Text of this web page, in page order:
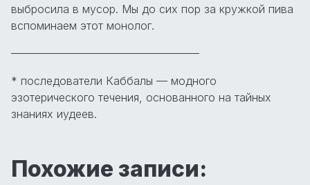
выбросила в мусор. Мы до сих пор за кружкой пива
вспоминаем этот монолог.
—————————————————
* последователи Каббалы — модного
эзотерического течения, основанного на тайных
знаниях иудеев.
Похожие записи: